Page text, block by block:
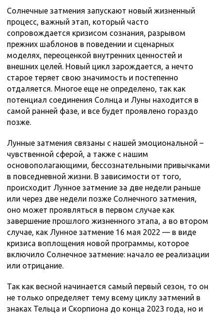
Солнечные затмения запускают новый жизненный
процесс, важный этап, который часто
сопровождается кризисом сознания, разрывом
прежних шаблонов в поведении и сценарных
моделях, переоценкой внутренних ценностей и
внешних целей. Новый цикл зарождается, а нечто
старое теряет свою значимость и постепенно
отдаляется. Многое еще не определено, так как
потенциал соединения Солнца и Луны находится в
самой ранней фазе, и все будет проявлено гораздо
позже.
Лунные затмения связаны с нашей эмоциональной –
чувственной сферой, а также с нашим
основополагающими, бессознательными привычками
в повседневной жизни. В зависимости от того,
происходит Лунное затмение за две недели раньше
или через две недели позже Солнечного затмения,
оно может проявляться в первом случае как
завершение прошлого жизненного этапа, а во втором
случае, как Лунное затмение 16 мая 2022 — в виде
кризиса воплощения новой программы, которое
включило Солнечное затмение: начало ее реализации
или отрицание.
Так как весной начинается самый первый сезон, то он
не только определяет тему всему циклу затмений в
знаках Тельца и Скорпиона до конца 2023 года, но и